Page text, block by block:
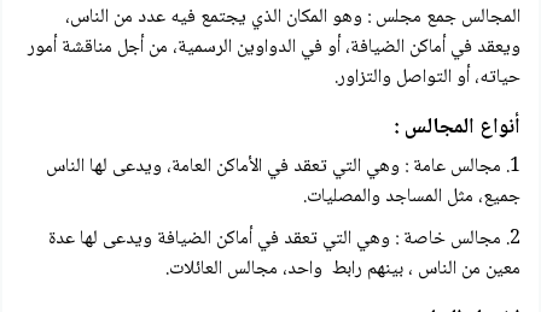
المجالس جمع مجلس : وهو المكان الذي يجتمع فيه عدد من الناس،
ويعقد في أماكن الضيافة، أو في الدواوين الرسمية، من أجل مناقشة أمور
حياته، أو التواصل والتزاور.
أنواع المجالس :
1. مجالس عامة : وهي التي تعقد في الأماكن العامة، ويدعى لها الناس
جميع، مثل المساجد والمصليات.
2. مجالس خاصة : وهي التي تعقد في أماكن الضيافة ويدعى لها عدة
معين من الناس ، بينهم رابط واحد، مجالس العائلات.